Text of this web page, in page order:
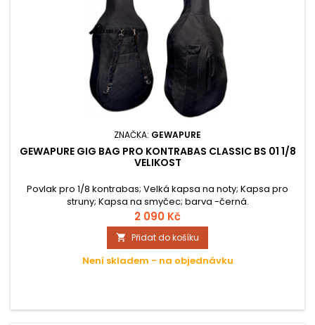
ZNAČKA: GEWAPURE
GEWAPURE GIG BAG PRO KONTRABAS CLASSIC BS 01 1/8
VELIKOST
Povlak pro 1/8 kontrabas; Velká kapsa na noty; Kapsa pro
struny; Kapsa na smyčec; barva -černá.
2 090 Kč
 Přidat do košíku
Není skladem - na objednávku